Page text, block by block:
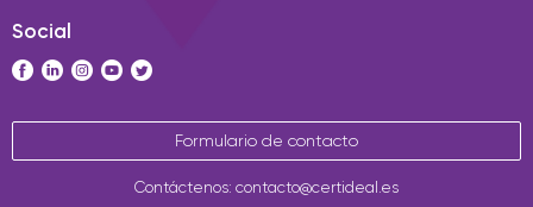
Social
Formulario de contacto
Contáctenos: contacto@certideal.es